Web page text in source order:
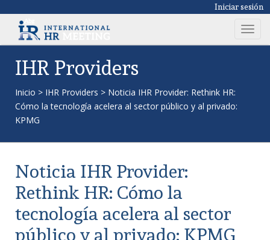
Iniciar sesión
T
o
v
IHR Providers
Inicio > IHR Providers > Noticia IHR Provider: Rethink HR:
Cómo la tecnología acelera al sector público y al privado:
KPMG
Noticia IHR Provider:
Rethink HR: Cómo la
tecnología acelera al sector
público y al privado: KPMG